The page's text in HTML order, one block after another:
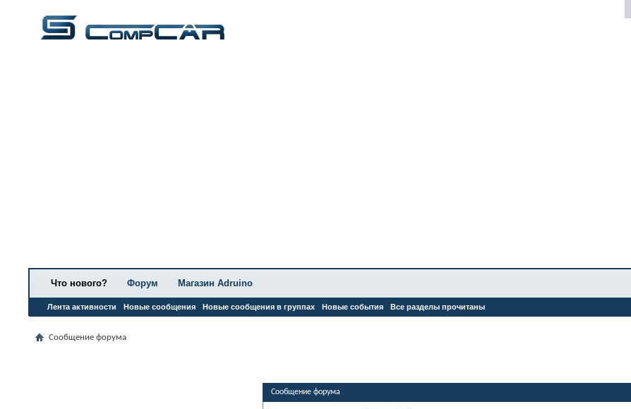
Что нового?
Лента активности Новые сообщения Новые сообщения в группах Новые события Все разделы прочитаны
Форум Магазин Adruino
Сообщение форума
Сообщение форума